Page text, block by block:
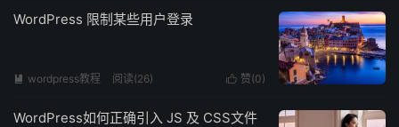
WordPress 限制某些用户登录
 赞(0)
 wordpress教程 阅读(26)
WordPress如何正确引入 JS 及 CSS文件